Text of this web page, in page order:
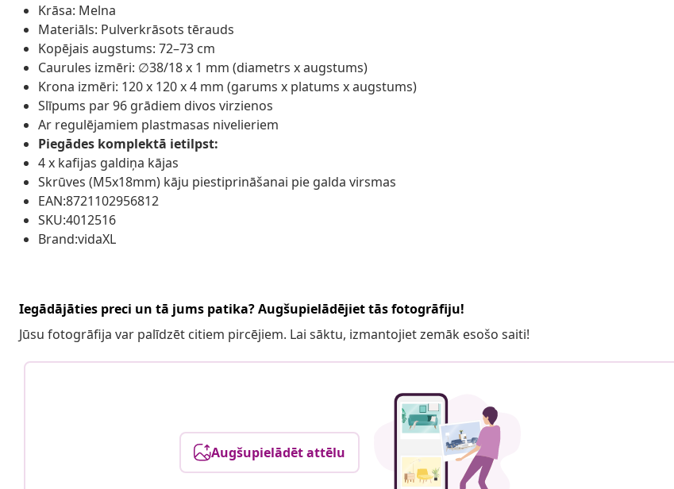
Krāsa: Melna
Materiāls: Pulverkrāsots tērauds
Kopējais augstums: 72–73 cm
Caurules izmēri: ∅38/18 x 1 mm (diametrs x augstums)
Krona izmēri: 120 x 120 x 4 mm (garums x platums x augstums)
Slīpums par 96 grādiem divos virzienos
Ar regulējamiem plastmasas nivelieriem
Piegādes komplektā ietilpst:
4 x kafijas galdiņa kājas
Skrūves (M5x18mm) kāju piestiprināšanai pie galda virsmas
EAN:8721102956812
SKU:4012516
Brand:vidaXL
Iegādājāties preci un tā jums patika? Augšupielādējiet tās fotogrāfiju!
Jūsu fotogrāfija var palīdzēt citiem pircējiem. Lai sāktu, izmantojiet zemāk esošo saiti!
Augšupielādēt attēlu